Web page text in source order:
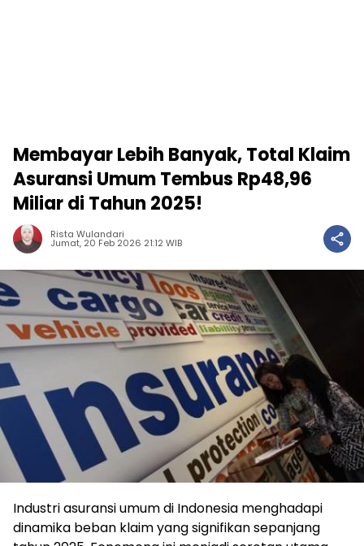
Membayar Lebih Banyak, Total Klaim
Asuransi Umum Tembus Rp48,96
Miliar di Tahun 2025!
Rista Wulandari
Jumat, 20 Feb 2026 21:12 WIB
Industri asuransi umum di Indonesia menghadapi
dinamika beban klaim yang signifikan sepanjang